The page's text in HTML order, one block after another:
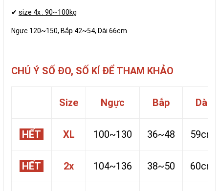
✔ size 4x : 90~100kg
Ngực 120~150, Bắp 42~54, Dài 66cm
CHÚ Ý SỐ ĐO, SỐ KÍ ĐỂ THAM KHẢO
Size Ngực Bắp Dài
HẾT XL 100~130 36~48 59cm
HẾT 2x 104~136 38~50 60cm